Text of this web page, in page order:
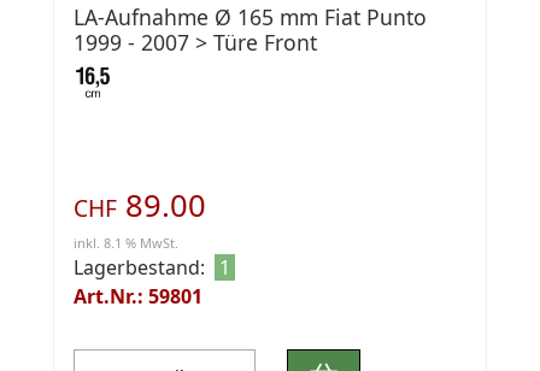
LA-Aufnahme Ø 165 mm Fiat Punto
1999 - 2007 > Türe Front
CHF 89.00
inkl. 8.1 % MwSt.
Lagerbestand:
1
Art.Nr.: 59801